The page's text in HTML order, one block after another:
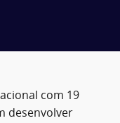
com 19
desenvolver